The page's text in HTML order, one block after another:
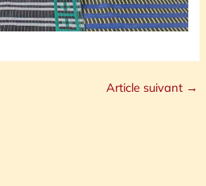
Article suivant →